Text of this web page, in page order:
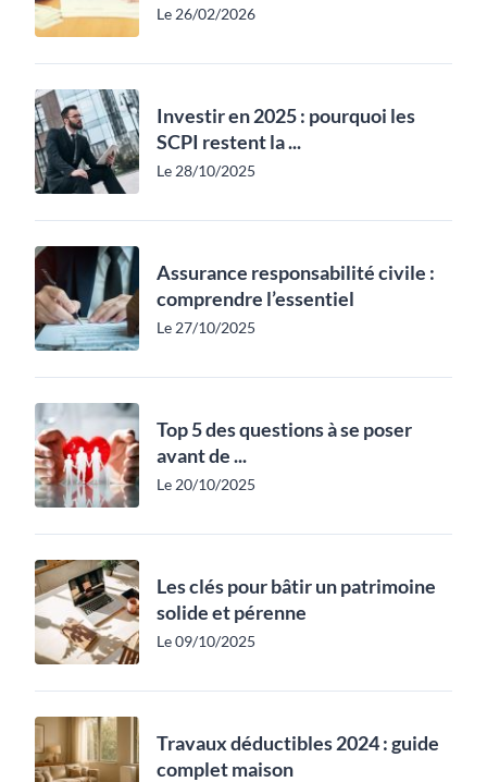
Le 26/02/2026
Investir en 2025 : pourquoi les
SCPI restent la ...
Le 28/10/2025
Assurance responsabilité civile :
comprendre l’essentiel
Le 27/10/2025
Top 5 des questions à se poser
avant de ...
Le 20/10/2025
Les clés pour bâtir un patrimoine
solide et pérenne
Le 09/10/2025
Travaux déductibles 2024 : guide
complet maison